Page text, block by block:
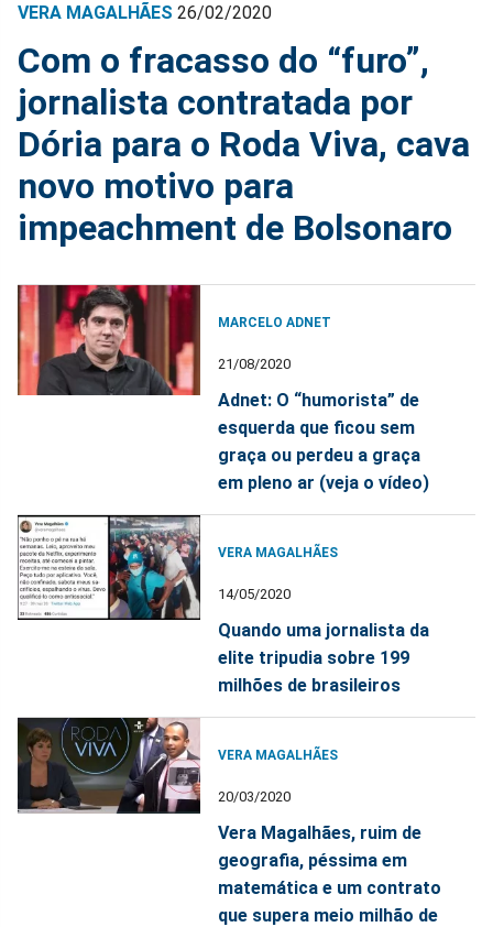
VERA MAGALHÃES 26/02/2020
Com o fracasso do “furo”,
jornalista contratada por
Dória para o Roda Viva, cava
novo motivo para
impeachment de Bolsonaro
MARCELO ADNET
21/08/2020
Adnet: O “humorista” de
esquerda que ficou sem
graça ou perdeu a graça
em pleno ar (veja o vídeo)
VERA MAGALHÃES
14/05/2020
Quando uma jornalista da
elite tripudia sobre 199
milhões de brasileiros
VERA MAGALHÃES
20/03/2020
Vera Magalhães, ruim de
geografia, péssima em
matemática e um contrato
que supera meio milhão de